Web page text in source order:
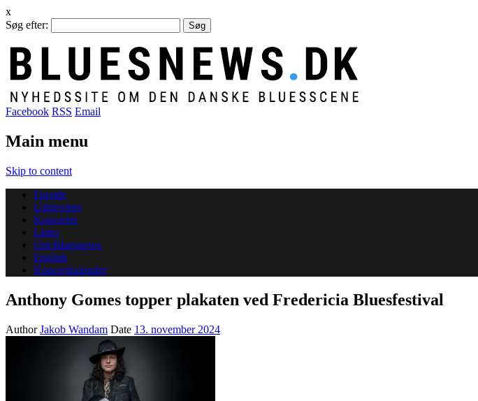
x
Søg efter:
Facebook RSS Email
Main menu
Skip to content
Forside
Udgivelser
Koncerter
Links
Om Bluesnews
English
Koncertkalender
Anthony Gomes topper plakaten ved Fredericia Bluesfestival
AuthorJakob Wandam Date 13. november 2024